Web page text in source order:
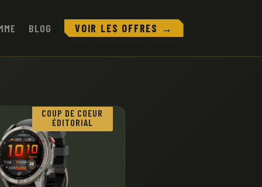
BLOG VOIR LES OFFRES →
COUP DE COEUR
ÉDITORIAL